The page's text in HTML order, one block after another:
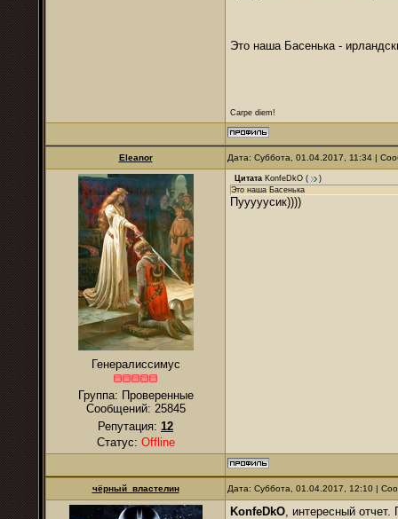
Это наша Басенька -
Carpe diem!
Eleanor Дата: Суббота, 01.04.2017, 11:34 |
Генералиссимус
Группа: Проверенные
Сообщений: 25845
Репутация: 12
Статус: Offline
Цитата KonfeDkO (
)
Это наша Басенька
Пууууусик))))
чёрный_властелин Дата: Суббота, 01.04.2017, 12:10 |
KonfeDkO, интересный